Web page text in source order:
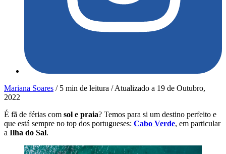
Mariana Soares / 5 min de leitura /Atualizado a 19 de Outubro,
2022
É fã de férias com sol e praia? Temos para si um destino perfeito e
que está sempre no top dos portugueses: Cabo Verde, em particular
a Ilha do Sal.